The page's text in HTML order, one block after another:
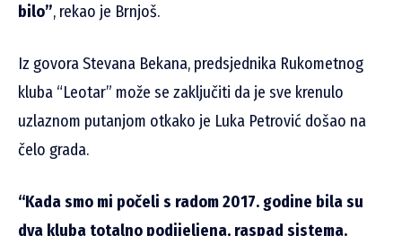
bilo”, rekao je Brnjoš.
Iz govora Stevana Bekana, predsjednika Rukometnog
kluba “Leotar” može se zaključiti da je sve krenulo
uzlaznom putanjom otkako je Luka Petrović došao na
čelo grada.
“Kada smo mi počeli s radom 2017. godine bila su
dva kluba totalno podijeljena, raspad sistema.